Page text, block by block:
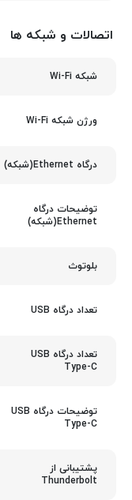
اتصالات و شبکه ها
شبکه Wi-Fi
ورژن شبکه Wi-Fi
درگاه Ethernet(شبکه)
توضیحات درگاه
Ethernet(شبکه)
بلوتوث
تعداد درگاه USB
تعداد درگاه USB
Type-C
توضیحات درگاه USB
Type-C
پشتیبانی از
Thunderbolt